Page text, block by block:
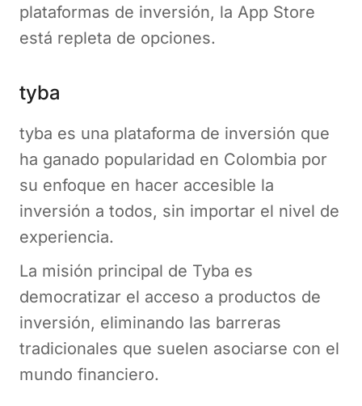
plataformas de inversión, la App Store
está repleta de opciones.
tyba
tyba es una plataforma de inversión que
ha ganado popularidad en Colombia por
su enfoque en hacer accesible la
inversión a todos, sin importar el nivel de
experiencia.
La misión principal de Tyba es
democratizar el acceso a productos de
inversión, eliminando las barreras
tradicionales que suelen asociarse con el
mundo financiero.